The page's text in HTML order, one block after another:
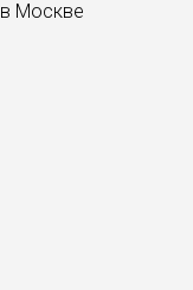
в Москве